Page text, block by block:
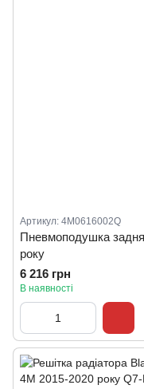
Артикул: 4M0616002Q
Пневмоподушка
року
6 216 грн
В наявності